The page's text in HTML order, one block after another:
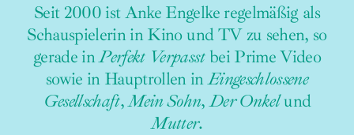
Seit 2000 ist Anke Engelke regelmäßig als
Schauspielerin in Kino und TV zu sehen, so
gerade inPerfekt Verpasstbei Prime Video
sowie in Hauptrollen inEingeschlossene
Gesellschaft,Mein Sohn,Der Onkelund
Mutter.